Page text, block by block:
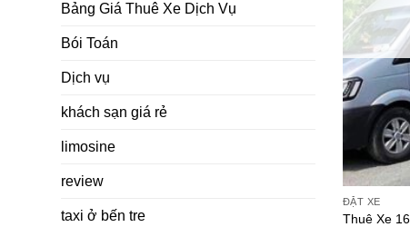
Bảng Giá Thuê Xe Dịch Vụ
Bói Toán
Dịch vụ
khách sạn giá rẻ
limosine
review
taxi ở bến tre
ĐẶT XE
Thuê Xe